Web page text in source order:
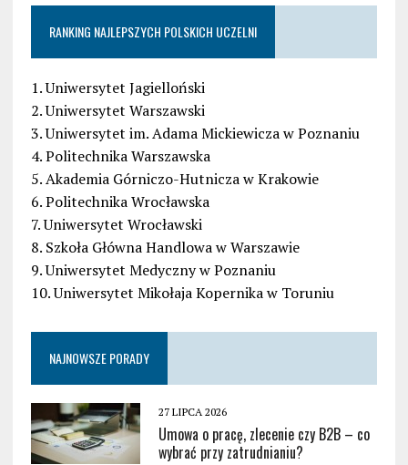
RANKING NAJLEPSZYCH POLSKICH UCZELNI
1. Uniwersytet Jagielloński
2. Uniwersytet Warszawski
3. Uniwersytet im. Adama Mickiewicza w Poznaniu
4. Politechnika Warszawska
5. Akademia Górniczo-Hutnicza w Krakowie
6. Politechnika Wrocławska
7. Uniwersytet Wrocławski
8. Szkoła Główna Handlowa w Warszawie
9. Uniwersytet Medyczny w Poznaniu
10. Uniwersytet Mikołaja Kopernika w Toruniu
NAJNOWSZE PORADY
27 LIPCA 2026
Umowa o pracę, zlecenie czy B2B – co
wybrać przy zatrudnianiu?